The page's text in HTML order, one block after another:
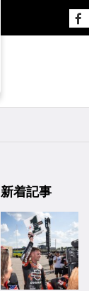
新着記事